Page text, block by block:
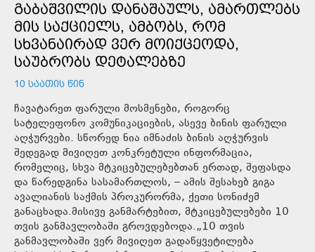
ᲒᲐᲑᲐᲨᲕᲘᲚᲘᲡ ᲓᲐᲜᲐᲨᲐᲣᲚᲡ, ᲐᲛᲐᲠᲗᲚᲔᲑᲡ
ᲛᲘᲡ ᲡᲐᲥᲪᲘᲔᲚᲡ, ᲐᲛᲑᲝᲑᲡ, ᲠᲝᲛ
ᲡᲮᲕᲐᲜᲐᲘᲠᲐᲓ ᲕᲔᲠ ᲛᲝᲘᲥᲪᲔᲝᲓᲐ,
ᲡᲐᲣᲑᲠᲝᲑᲡ ᲓᲔᲢᲐᲚᲔᲑᲖᲔ
10 ᲡᲐᲐᲗᲘᲡ ᲬᲘᲜ
ჩავატარეთ ფარული მოსმენები, როგორც
სატელეფონო კომუნიკაციების, ასევე ბინის ფარული
აღჭურვები. სწორედ ნია იმნაძის ბინის აღჭურვის
შედეგად მივიღეთ კონკრეტული ინფორმაცია,
რომელიც, სხვა მტკიცებულებებთან ერთად, შეფასდა
და წარედგინა სასამართლოს, – ამის შესახებ გიგა
ავალიანის საქმის პროკურორმა, ქეთი სონიძემ
განაცხადა.მისივე განმარტებით, მტკიცებულებები 10
თვის განმავლობაში გროვდებოდა.„10 თვის
განმავლობაში ვერ მივიღეთ გადაწყვეტილება